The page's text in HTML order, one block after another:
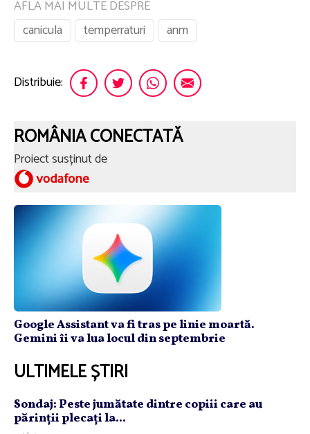
AFLA MAI MULTE DESPRE
canicula
temperraturi anm
Distribuie:
ROMÂNIA CONECTATĂ
Proiect susținut de
Google Assistant va fi tras pe linie moartă.
Gemini îi va lua locul din septembrie
ULTIMELE ȘTIRI
Sondaj: Peste jumătate dintre copiii care au
părinţii plecaţi la...